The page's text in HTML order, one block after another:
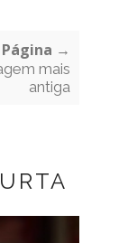
→
mais
antiga